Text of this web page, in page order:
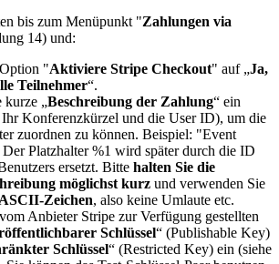
bis zum Menüpunkt "Zahlungen via
14) und:
"Aktiviere Stripe Checkout" auf „Ja,
Teilnehmer“.
kurze „Beschreibung der Zahlung“ ein
Konferenzkürzel und die User ID), um die
zuordnen zu können. Beispiel: "Event
Platzhalter %1 wird später durch die ID
ersetzt. Bitte halten Sie die
möglichst kurz und verwenden Sie
ASCII-Zeichen, also keine Umlaute etc.
Anbieter Stripe zur Verfügung gestellten
Schlüssel“ (Publishable Key)
Schlüssel“ (Restricted Key) ein (siehe